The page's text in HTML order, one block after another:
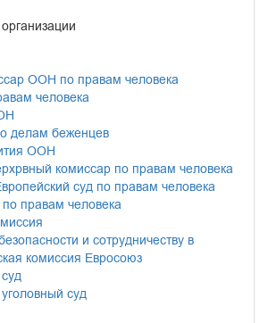
ООН по правам человека
человека
делам беженцев
ООН
комиссар по правам человека
суд по правам человека
правам человека
и сотрудничеству в
комиссия Евросоюз
суд